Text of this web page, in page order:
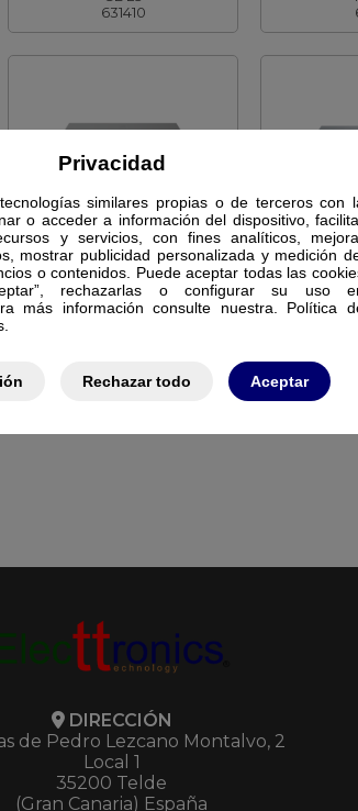
Privacidad
similares propias o de terceros con
o acceder a información del dispositivo,
y servicios, con fines analíticos,
mostrar publicidad personalizada y medición
o contenidos. Puede aceptar todas las
rechazarlas o configurar su uso
más información consulte nuestra. Política
Rechazar todo Aceptar
631410
REYEE
RG-NBS5200-
48GT4XS-UP
SWITCH REYEE 40P+8HI POE
RG-
SWITCH
DIRECCIÓN
de Pedro Lezcano Montalvo, 2
Local 1
35200 Telde
(Gran Canaria) España